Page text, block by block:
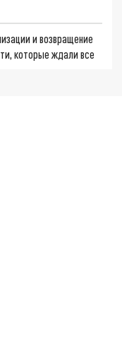
и возвращение
которые ждали все